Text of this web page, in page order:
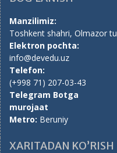
Manzilimiz:
Toshkent shahri, Olmazor
Elektron pochta:
info@devedu.uz
Telefon:
(+998 71) 207-03-43
Telegram Botga
murojaat
Metro: Beruniy
XARITADAN KO’RISH